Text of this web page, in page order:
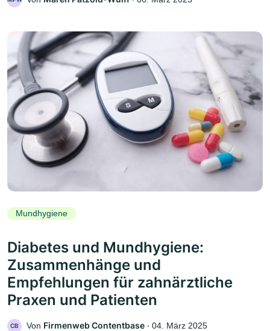
Mundhygiene
Diabetes und Mundhygiene:
Zusammenhänge und
Empfehlungen für zahnärztliche
Praxen und Patienten
CB Von Firmenweb Contentbase ‧ 04. März 2025